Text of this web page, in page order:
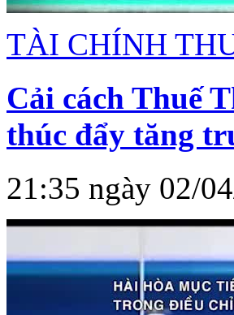
TÀI CHÍNH
Cải cách Thuế
thúc đẩy tăng
21:35 ngày 02/